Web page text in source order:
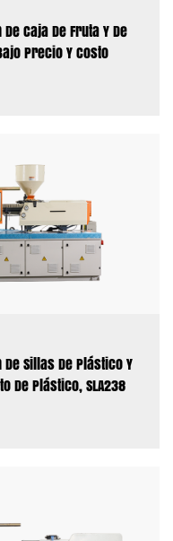
Caja De Fruta Y De
Precio Y Costo
Sillas De Plástico Y
De Plástico, SLA238